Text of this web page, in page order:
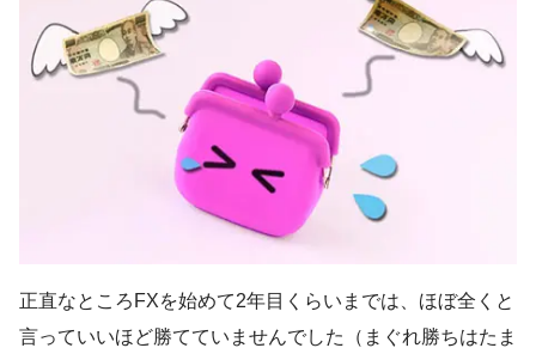
正直なところFXを始めて2年目くらいまでは、ほぼ全くと
言っていいほど勝てていませんでした（まぐれ勝ちはたま